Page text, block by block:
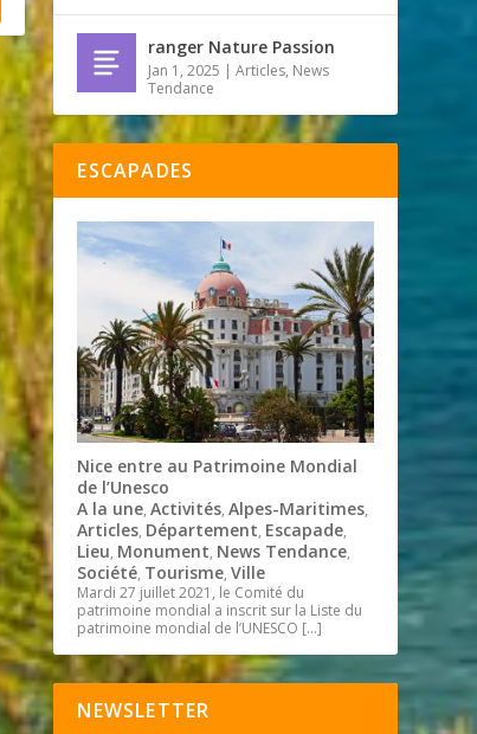
ranger Nature Passion
Jan 1, 2025 |Articles, News
Tendance
ESCAPADES
Nice entre au Patrimoine Mondial
de l’Unesco
A la une,Activités,Alpes-Maritimes,
Articles, Département, Escapade,
Lieu, Monument, News Tendance,
Société, Tourisme,Ville
Mardi 27 juillet 2021, le Comité du
patrimoine mondial a inscrit sur la Liste du
patrimoine mondial de l’UNESCO […]
NEWSLETTER